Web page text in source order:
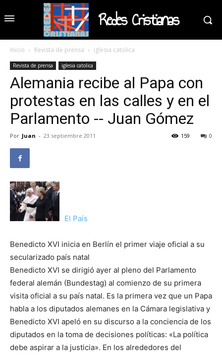
Redes Cristianas
Inicio Revista de prensa iglesia catolica
Revista de prensa iglesia catolica
Alemania recibe al Papa con
protestas en las calles y en el
Parlamento -- Juan Gómez
Por Juan - 23 septiembre 2011 0
159
El País
Benedicto XVI inicia en Berlín el primer viaje oficial a su
secularizado país natal
Benedicto XVI se dirigió ayer al pleno del Parlamento
federal alemán (Bundestag) al comienzo de su primera
visita oficial a su país natal. Es la primera vez que un Papa
habla a los diputados alemanes en la Cámara legislativa y
Benedicto XVI apeló en su discurso a la conciencia de los
diputados en la toma de decisiones políticas: «La política
debe aspirar a la justicia». En los alrededores del